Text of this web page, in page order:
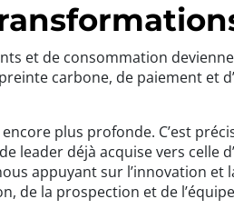
et de consommation
carbone, de paiement et
plus profonde. C’est
leader déjà acquise vers celle
appuyant sur l’innovation et
de la prospection et de